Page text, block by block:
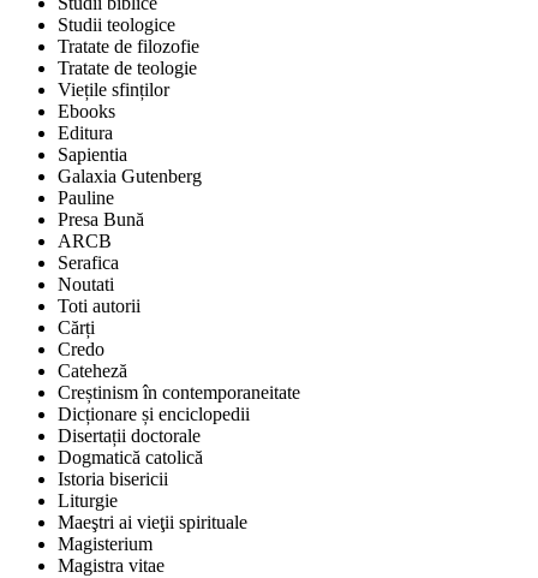
Studii teologice
Tratate de filozofie
Tratate de teologie
Viețile sfinților
Ebooks
Editura
Sapientia
Galaxia Gutenberg
Pauline
Presa Bună
ARCB
Serafica
Noutati
Toti autorii
Cărți
Credo
Cateheză
Creștinism în contemporaneitate
Dicționare și enciclopedii
Disertații doctorale
Dogmatică catolică
Istoria bisericii
Liturgie
Maeştri ai vieţii spirituale
Magisterium
Magistra vitae